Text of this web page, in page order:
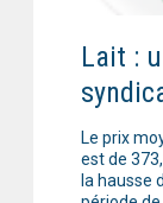
Lait :
Le prix
est de
la hausse